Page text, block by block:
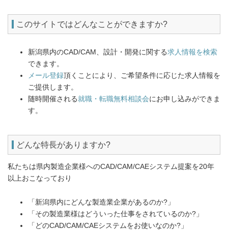
このサイトではどんなことができますか?
新潟県内のCAD/CAM、設計・開発に関する求人情報を検索
できます。
メール登録頂くことにより、ご希望条件に応じた求人情報を
ご提供します。
随時開催される就職・転職無料相談会にお申し込みができま
す。
どんな特長がありますか?
私たちは県内製造企業様へのCAD/CAM/CAEシステム提案を20年
以上おこなっており
「新潟県内にどんな製造業企業があるのか?」
「その製造業様はどういった仕事をされているのか?」
「どのCAD/CAM/CAEシステムをお使いなのか?」